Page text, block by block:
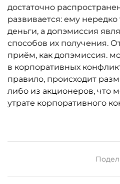
достаточно
развивается: ему
деньги, а допэмиссия
способов их получения.
приём, как допэмиссия.
в корпоративных
правило, происходит
либо из акционеров, что
утрате корпоративного